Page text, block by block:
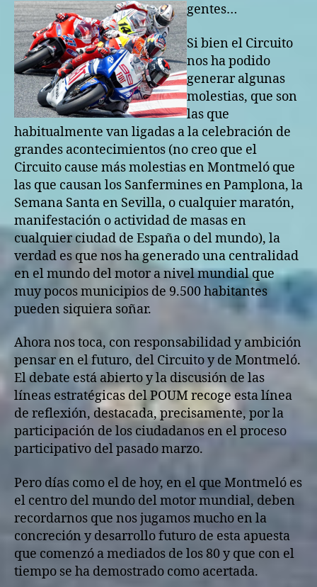
gentes…
Si bien el Circuito
nos ha podido
generar algunas
molestias, que son
las que
habitualmente van ligadas a la celebración de
grandes acontecimientos (no creo que el
Circuito cause más molestias en Montmeló que
las que causan los Sanfermines en Pamplona, la
Semana Santa en Sevilla, o cualquier maratón,
manifestación o actividad de masas en
cualquier ciudad de España o del mundo), la
verdad es que nos ha generado una centralidad
en el mundo del motor a nivel mundial que
muy pocos municipios de 9.500 habitantes
pueden siquiera soñar.
Ahora nos toca, con responsabilidad y ambición
pensar en el futuro, del Circuito y de Montmeló.
El debate está abierto y la discusión de las
líneas estratégicas del POUM recoge esta línea
de reflexión, destacada, precisamente, por la
participación de los ciudadanos en el proceso
participativo del pasado marzo.
Pero días como el de hoy, en el que Montmeló es
el centro del mundo del motor mundial, deben
recordarnos que nos jugamos mucho en la
concreción y desarrollo futuro de esta apuesta
que comenzó a mediados de los 80 y que con el
tiempo se ha demostrado como acertada.